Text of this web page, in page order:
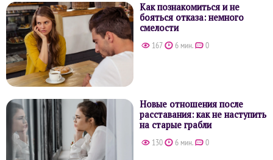
Как познакомиться и не
бояться отказа: немного
смелости
167 6 мин. 0
Новые отношения после
расставания: как не наступить
на старые грабли
130 6 мин. 0